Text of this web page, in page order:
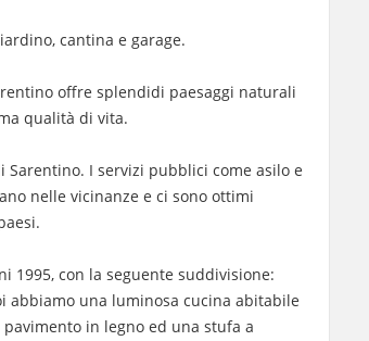
cantina e garage.
offre splendidi paesaggi naturali
qualità di vita.
I servizi pubblici come asilo e
nelle vicinanze e ci sono ottimi
1995, con la seguente suddivisione:
abbiamo una luminosa cucina abitabile
in legno ed una stufa a